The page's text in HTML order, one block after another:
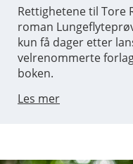
Rettighetene til Tore
roman
kun få dager etter
velrenommerte
boken.
Les mer